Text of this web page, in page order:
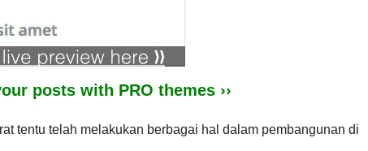
posts with PRO themes ››
tentu telah melakukan berbagai hal dalam pembangunan di